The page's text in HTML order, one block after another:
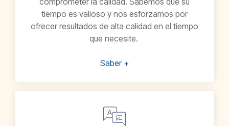
tiempo es valioso y nos esforzamos por
ofrecer resultados de alta calidad en el tiempo
que necesite.
Saber +